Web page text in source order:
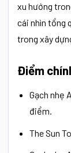
xu hướng
cái nhìn tổng
trong xây
Điểm
Gạch nhẹ
điểm.
The Sun